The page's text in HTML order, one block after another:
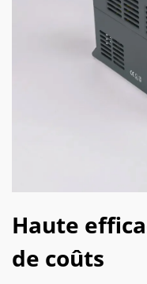
Haute
de coûts